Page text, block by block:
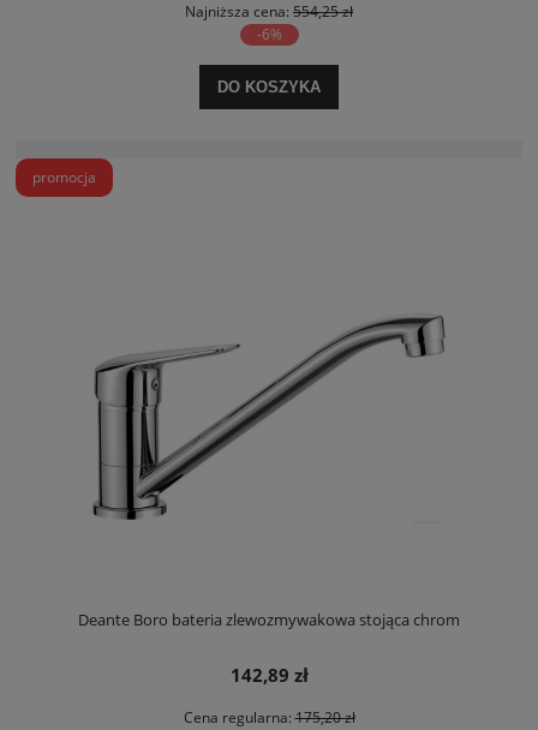
Najniższa cena: 554,25 zł
-6%
DO KOSZYKA
Deante Boro bateria zlewozmywakowa stojąca chrom
142,89 zł
Cena regularna:175,20 zł
promocja